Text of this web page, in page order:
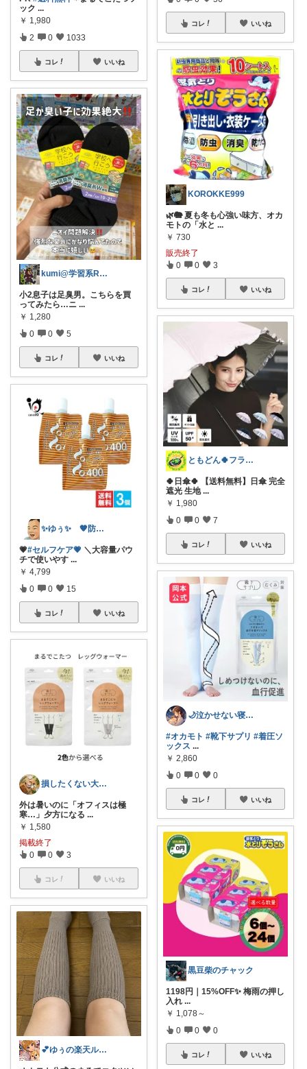
ック ...
￥ 1,980
2 0 1033
コレ いいね
kumi@学習系ROOM📚
小2息子は足臭男。こちらを買
ってみたら…ニ ...
￥ 1,280
0 0 5
コレ いいね
✨ゆぅ✨ 🧡防災グッズ強化中🎒♥
💗#セルフケア💗 ＼大容量パウ
チで使いやす ...
￥ 4,799
0 0 15
コレ いいね
損したくない大人の女性へ。1万人が保存✨
外は暑いのに「オフィスは極
寒…」夕方になる ...
￥ 1,580
掲載終了
0 0 3
コレ いいね
💕︎ゆぅの楽天ルーム💕︎
コレ いいね
KOROKKE999
🌿🐘 夏も冬も心強い味方、オカ
モトの「水と ...
￥ 730
販売終了
0 0 3
コレ いいね
ともどん🍀フライパン料理ある暮らし🍳
🍀日傘🍀 【送料無料】日傘 完全
遮光 生地 ...
￥ 1,980
0 0 7
コレ いいね
🌙泣かせない寝かしつけROOM｜まいか
#オカモト #靴下サプリ #着圧ソ
ックス ...
￥ 2,860
0 0 0
コレ いいね
黒豆柴のチャック
1198円｜15%OFF✨ 梅雨の押し
入れ ...
￥ 1,078～
0 0 0
コレ いいね